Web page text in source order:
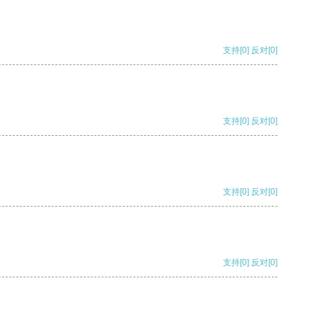
支持[0] 反对[0]
支持[0] 反对[0]
支持[0] 反对[0]
支持[0] 反对[0]